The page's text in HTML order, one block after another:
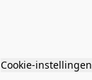
Cookie-instellingen